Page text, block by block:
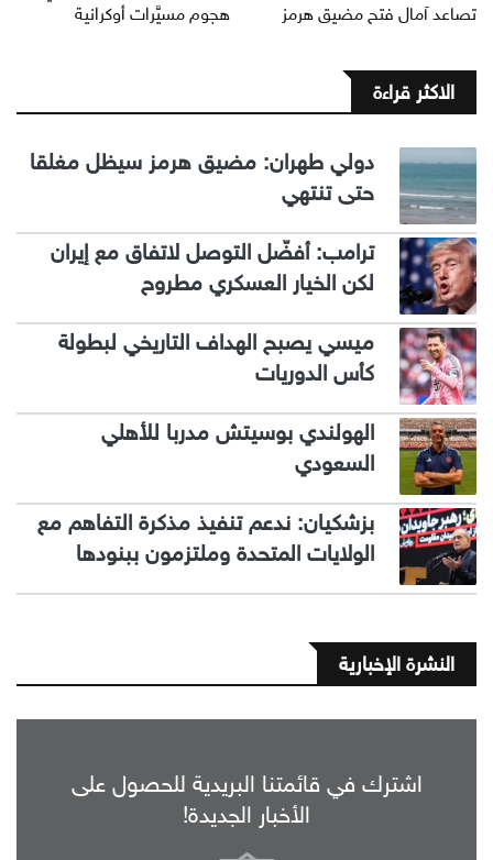
تصاعد آمال فتح مضيق هرمز
هجوم مسيَّرات أوكرانية
الاكثر قراءة
دولي طهران: مضيق هرمز سيظل مغلقا
حتى تنتهي
ترامب: أفضّل التوصل لاتفاق مع إيران
لكن الخيار العسكري مطروح
ميسي يصبح الهداف التاريخي لبطولة
كأس الدوريات
الهولندي بوسيتش مدربا للأهلي
السعودي
بزشكيان: ندعم تنفيذ مذكرة التفاهم مع
الولايات المتحدة وملتزمون ببنودها
النشرة الإخبارية
اشترك في قائمتنا البريدية للحصول على
الأخبار الجديدة!